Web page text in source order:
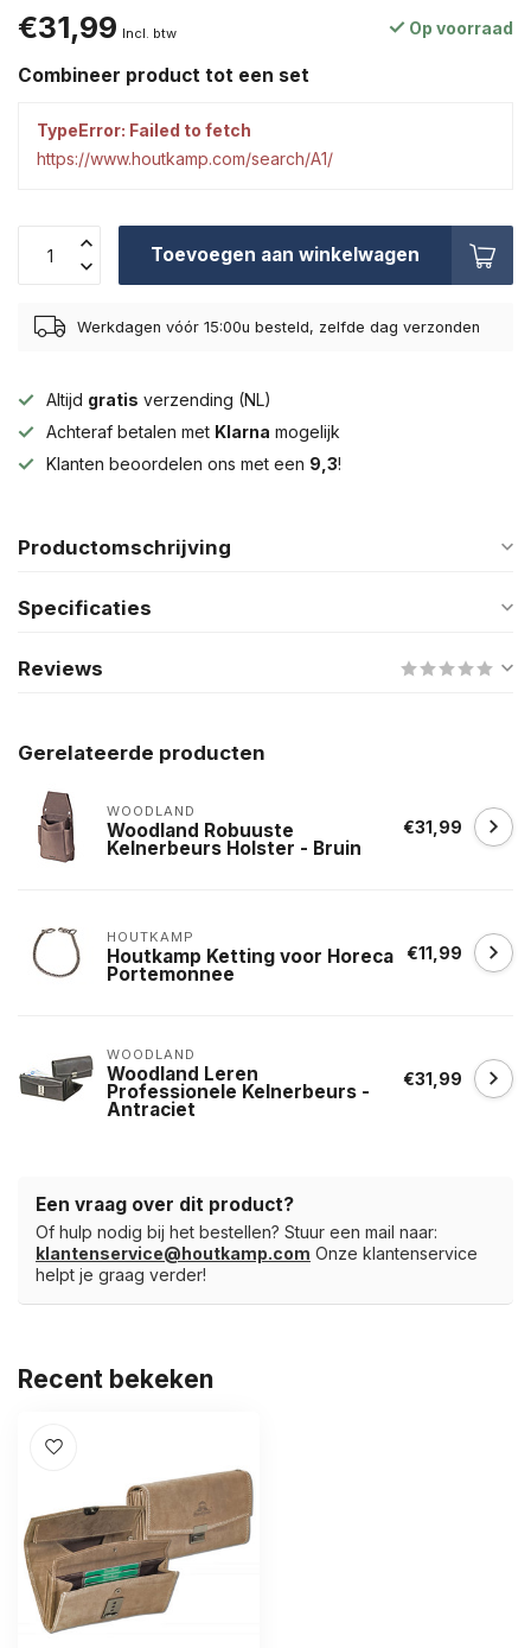
€31,99 Incl. btw Op voorraad
Combineer product tot een set
TypeError: Failed to fetch
https://www.houtkamp.com/search/A1/
Toevoegen aan winkelwagen
Werkdagen vóór 15:00u besteld, zelfde dag verzonden
Altijd gratis verzending (NL)
Achteraf betalen met Klarna mogelijk
Klanten beoordelen ons met een 9,3!
Productomschrijving
Specificaties
Reviews
Gerelateerde producten
WOODLAND
Woodland Robuuste
Kelnerbeurs Holster - Bruin
€31,99
HOUTKAMP
Houtkamp Ketting voor Horeca
Portemonnee
€11,99
WOODLAND
Woodland Leren
Professionele Kelnerbeurs -
Antraciet
€31,99
Een vraag over dit product?
Of hulp nodig bij het bestellen? Stuur een mail naar:
klantenservice@houtkamp.com Onze klantenservice
helpt je graag verder!
Recent bekeken